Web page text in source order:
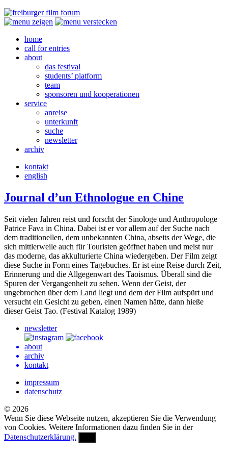
home
call for entries
about
das festival
students’ platform
team
sponsoren und kooperationen
service
anreise
unterkunft
suche
newsletter
archiv
kontakt
english
Journal d’un Ethnologue en Chine
Seit vielen Jahren reist und forscht der Sinologe und Anthropologe
Patrice Fava in China. Dabei ist er vor allem auf der Suche nach
dem traditionellen, dem unbekannten China, abseits der Wege, die
sich mittlerweile auch für Touristen geöffnet haben und meist nur
das moderne, das akkulturierte China wiedergeben. Der Film zeigt
diese Suche in Form eines Tagebuches. Er ist eine Reise durch Zeit,
Erinnerung und die Allgegenwart des Taoismus. Überall sind die
Spuren der Vergangenheit zu sehen. Wenn der Geist, der
ungebrochen über dem Land liegt und dem der Film aufspürt und
versucht ein Gesicht zu geben, einen Namen hätte, dann hieße
dieser Geist Tao. (Festival Katalog 1989)
newsletter
about
archiv
kontakt
impressum
datenschutz
© 2026
Wenn Sie diese Webseite nutzen, akzeptieren Sie die Verwendung
von Cookies. Weitere Informationen dazu finden Sie in der
Datenschutzerklärung.